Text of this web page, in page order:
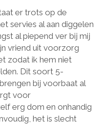
er trots op de
servies al aan diggelen
al piepend ver bij mij
vriend uit voorzorg
zodat ik hem niet
Dit soort 5-
bij voorbaat al
voor
erg dom en onhandig
het is slecht